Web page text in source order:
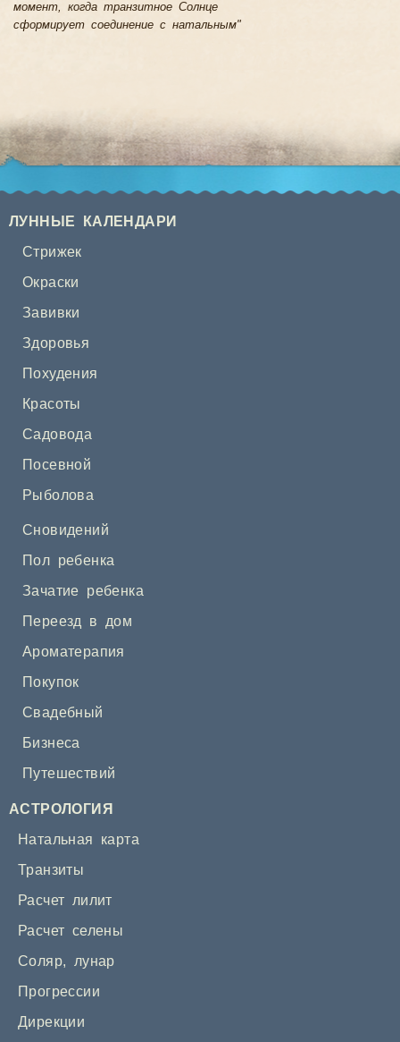
момент, когда транзитное Солнце
сформирует соединение с натальным"
ЛУННЫЕ КАЛЕНДАРИ
Стрижек
Окраски
Завивки
Здоровья
Похудения
Красоты
Садовода
Посевной
Рыболова
Сновидений
Пол ребенка
Зачатие ребенка
Переезд в дом
Ароматерапия
Покупок
Свадебный
Бизнеса
Путешествий
АСТРОЛОГИЯ
Натальная карта
Транзиты
Расчет лилит
Расчет селены
Соляр, лунар
Прогрессии
Дирекции